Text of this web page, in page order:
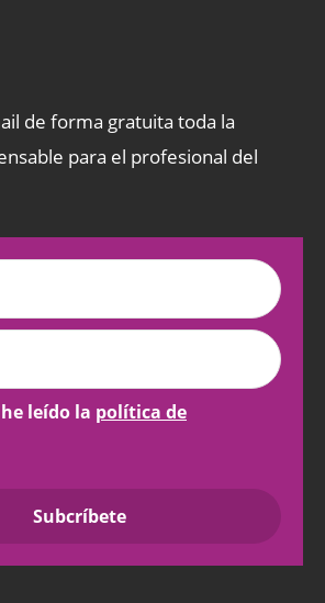
de forma gratuita toda la
para el profesional del
leído la política de